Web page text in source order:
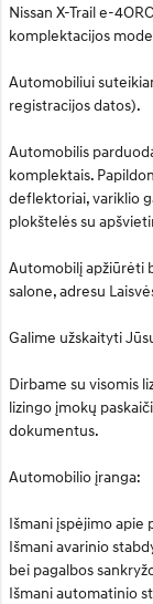
Nissan X-Trail e-
komplektacijos
Automobiliui
registracijos datos).
Automobilis
komplektais.
deflektoriai, variklio
plokštelės su
Automobilį apžiūrėti
salone, adresu
Galime užskaityti
Dirbame su visomis
lizingo įmokų
dokumentus.
Automobilio įranga:
Išmani įspėjimo apie
Išmani avarinio
bei pagalbos
Išmani automatinio